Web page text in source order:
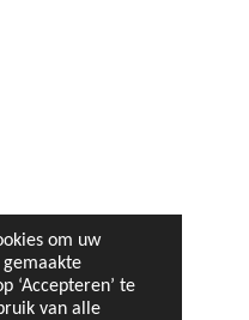
om uw
‘Accepteren’ te
van alle